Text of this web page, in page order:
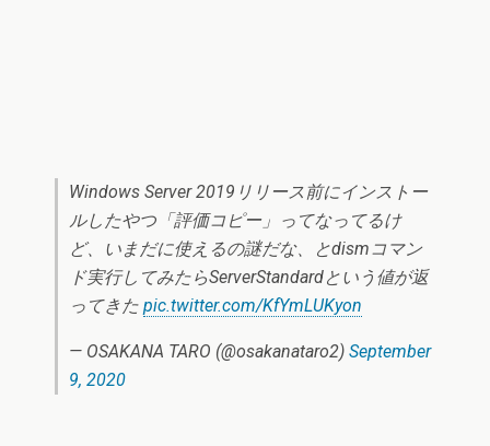
Windows Server 2019リリース前にインストー
ルしたやつ「評価コピー」ってなってるけ
ど、いまだに使えるの謎だな、とdismコマン
ド実行してみたらServerStandardという値が返
ってきた pic.twitter.com/KfYmLUKyon
— OSAKANA TARO (@osakanataro2) September
9, 2020